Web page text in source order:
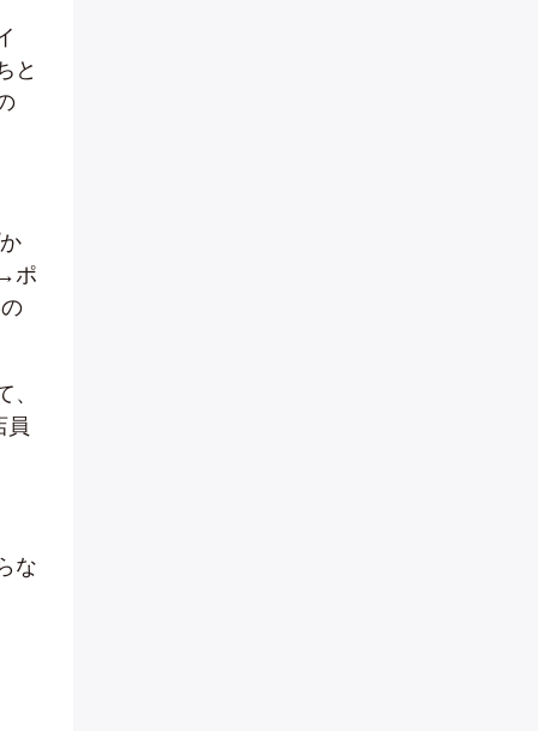
と
ポ
員
な